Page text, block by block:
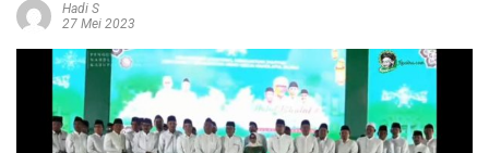
Hadi S
27 Mei 2023